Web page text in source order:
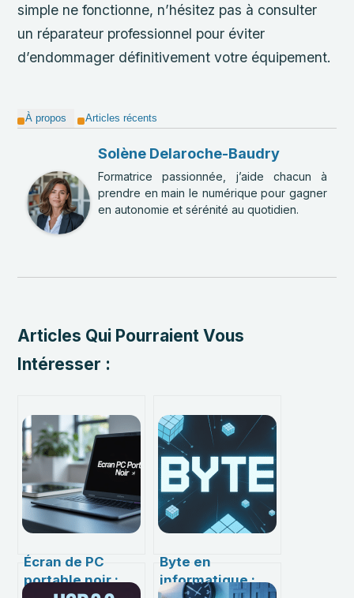
simple ne fonctionne, n’hésitez pas à consulter
un réparateur professionnel pour éviter
d’endommager définitivement votre équipement.
À propos Articles récents
Solène Delaroche-Baudry
Formatrice passionnée, j’aide chacun à
prendre en main le numérique pour gagner
en autonomie et sérénité au quotidien.
Articles Qui Pourraient Vous
Intéresser :
Écran de PC
portable noir :
Byte en
informatique :